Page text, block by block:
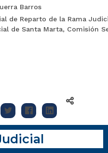
Barros
de Reparto de la Rama
de Santa Marta, Comisión